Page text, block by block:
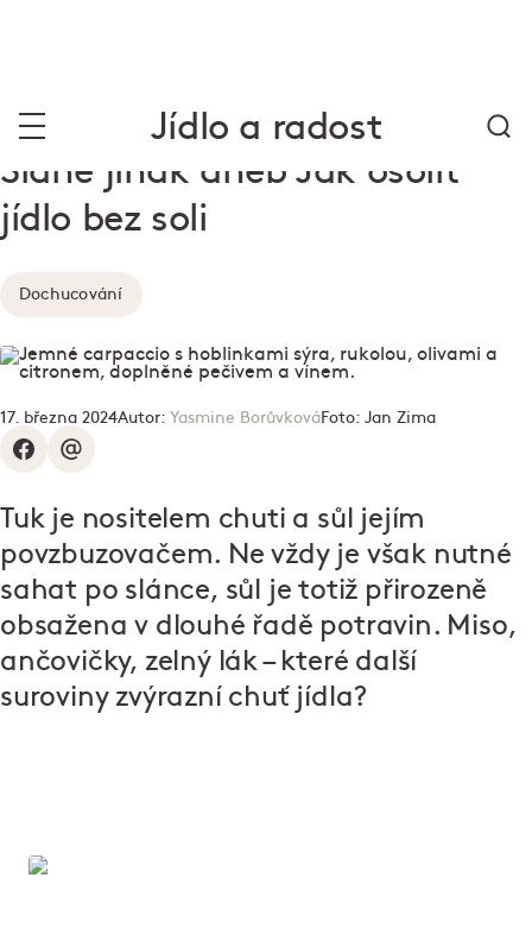
Jídlo a radost
Slané jinak aneb Jak osolit
jídlo bez soli
Dochucování
17. března 2024Autor: Yasmine BorůvkováFoto: Jan Zima
Tuk je nositelem chuti a sůl jejím
povzbuzovačem. Ne vždy je však nutné
sahat po slánce, sůl je totiž přirozeně
obsažena v dlouhé řadě potravin. Miso,
ančovičky, zelný lák – které další
suroviny zvýrazní chuť jídla?